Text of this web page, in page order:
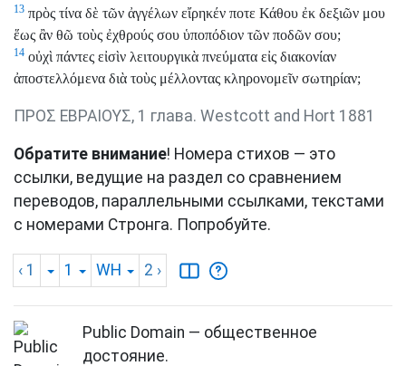
13 πρὸς τίνα δὲ τῶν ἀγγέλων εἴρηκέν ποτε Κάθου ἐκ δεξιῶν μου
ἕως ἂν θῶ τοὺς ἐχθρούς σου ὑποπόδιον τῶν ποδῶν σου;
14 οὐχὶ πάντες εἰσὶν λειτουργικὰ πνεύματα εἰς διακονίαν
ἀποστελλόμενα διὰ τοὺς μέλλοντας κληρονομεῖν σωτηρίαν;
ΠΡΟΣ ΕΒΡΑΙΟΥΣ, 1 глава. Westcott and Hort 1881
Обратите внимание! Номера стихов — это
ссылки, ведущие на раздел со сравнением
переводов, параллельными ссылками, текстами
с номерами Стронга. Попробуйте.
‹ 1 1 WH 2 ›
Public Domain — общественное
достояние.